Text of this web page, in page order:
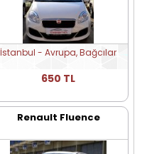
İstanbul - Avrupa, Bağcılar
650 TL
Renault Fluence